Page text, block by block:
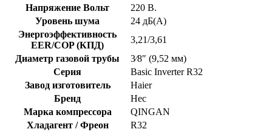
Напряжение Вольт
220 В.
Уровень шума
24 дБ(А)
Энергоэффективность
EER/COP (КПД)
3,21/3,61
Диаметр газовой трубы
3⁄8″ (9,52 мм)
Серия
Basic Inverter R32
Завод изготовитель
Haier
Бренд
Hec
Марка компрессора
QINGAN
Хладагент / Фреон
R32